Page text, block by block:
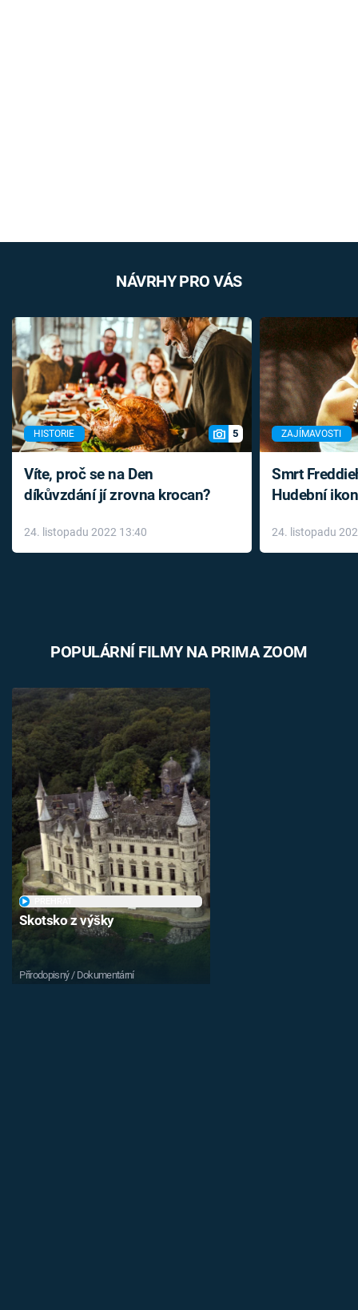
NÁVRHY PRO VÁS
HISTORIE 5
Víte, proč se na Den
díkůvzdání jí zrovna krocan?
24. listopadu 2022 13:40
ZAJÍMAVOSTI
Smrt
Hudební
léky
24. listopadu
POPULÁRNÍ FILMY NA PRIMA ZOOM
Skotsko z výšky
Přírodopisný / Dokumentární